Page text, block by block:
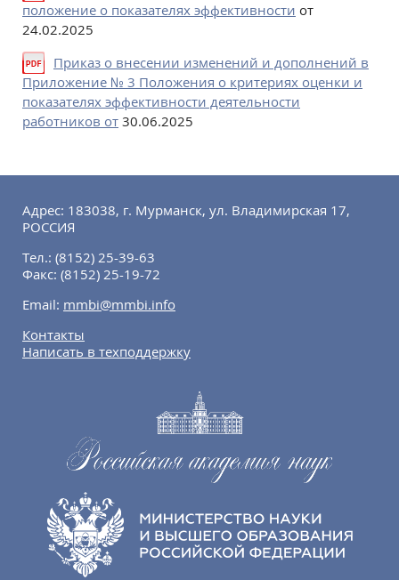
положение о показателях эффективности от
24.02.2025
Приказ о внесении изменений и дополнений в
Приложение № 3 Положения о критериях оценки и
показателях эффективности деятельности
работников от 30.06.2025
Адрес: 183038, г. Мурманск, ул. Владимирская 17,
РОССИЯ
Тел.: (8152) 25-39-63
Факс: (8152) 25-19-72
Email: mmbi@mmbi.info
Контакты
Написать в техподдержку